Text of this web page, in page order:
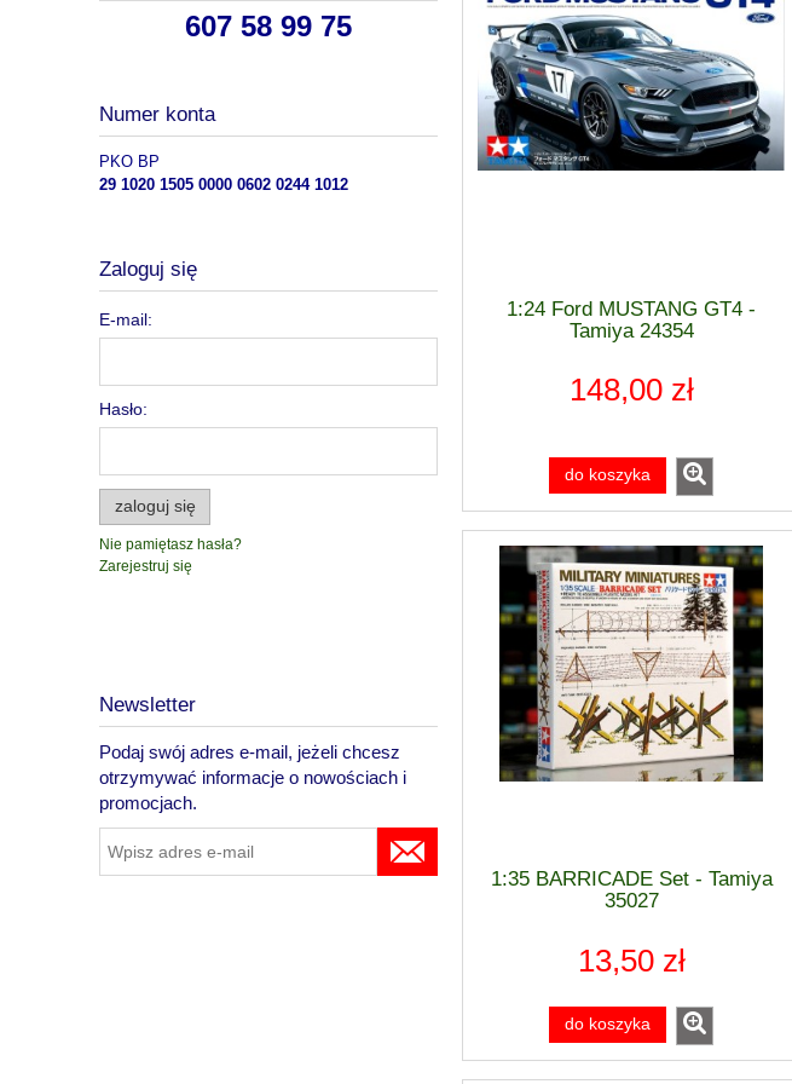
607 58 99 75
Numer konta
PKO BP
29 1020 1505 0000 0602 0244 1012
Zaloguj się
E-mail:
Hasło:
zaloguj się
Nie pamiętasz hasła?
Zarejestruj się
Newsletter
Podaj swój adres e-mail, jeżeli chcesz
otrzymywać informacje o nowościach i
promocjach.
1:24 Ford MUSTANG GT4 -
Tamiya 24354
148,00 zł
do koszyka
1:35 BARRICADE Set - Tamiya
35027
13,50 zł
do koszyka